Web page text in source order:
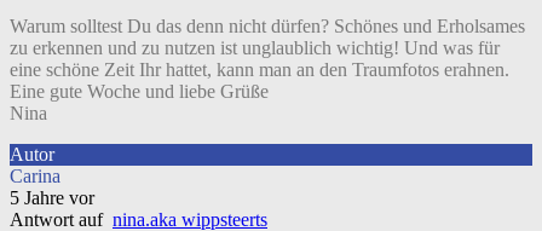
Warum solltest Du das denn nicht dürfen? Schönes und Erholsames
zu erkennen und zu nutzen ist unglaublich wichtig! Und was für
eine schöne Zeit Ihr hattet, kann man an den Traumfotos erahnen.
Eine gute Woche und liebe Grüße
Nina
Autor
Carina
5 Jahre vor
Antwort auf nina.aka wippsteerts